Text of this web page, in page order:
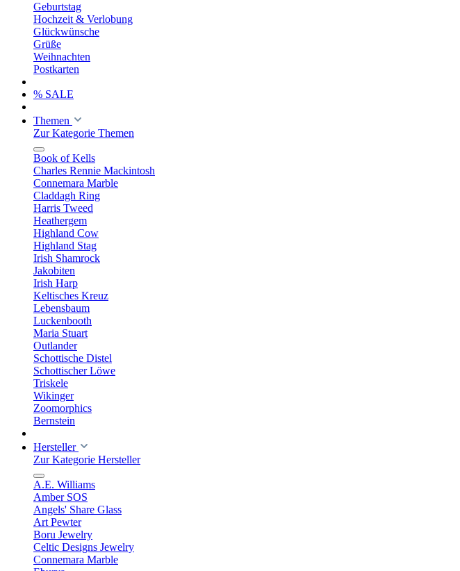
Geburtstag
Hochzeit & Verlobung
Glückwünsche
Grüße
Weihnachten
Postkarten
% SALE
Themen
Zur Kategorie Themen
Book of Kells
Charles Rennie Mackintosh
Connemara Marble
Claddagh Ring
Harris Tweed
Heathergem
Highland Cow
Highland Stag
Irish Shamrock
Jakobiten
Irish Harp
Keltisches Kreuz
Lebensbaum
Luckenbooth
Maria Stuart
Outlander
Schottische Distel
Schottischer Löwe
Triskele
Wikinger
Zoomorphics
Bernstein
Hersteller
Zur Kategorie Hersteller
A.E. Williams
Amber SOS
Angels' Share Glass
Art Pewter
Boru Jewelry
Celtic Designs Jewelry
Connemara Marble